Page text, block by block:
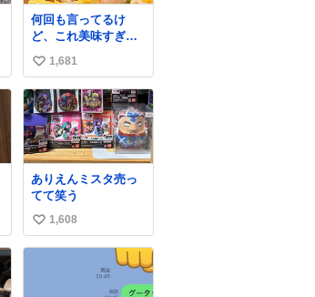
こうなってしまうの
でしょうか。。
何回も言ってるけ
ど、これ美味すぎん
の！！！低カロリー
で満足感エグいから
一生食べてる😭
い
い
ね
数
1,681
ありえんミスタ売っ
てて笑う
い
い
1,608